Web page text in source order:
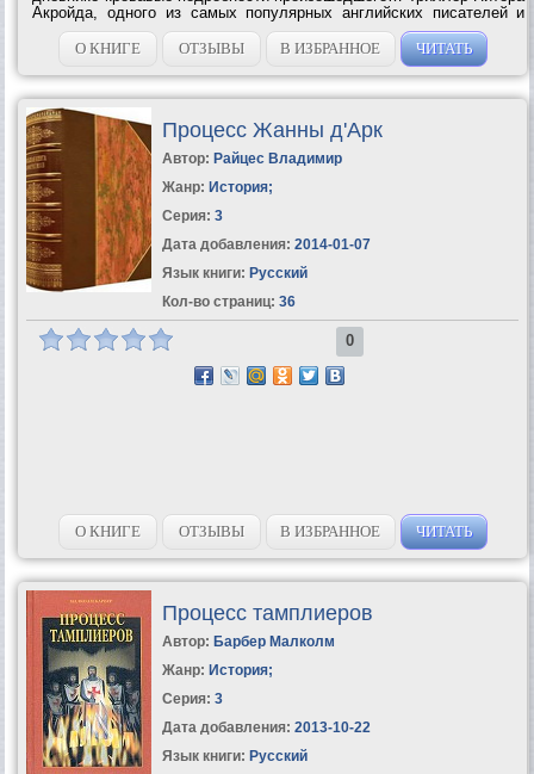
Акройда, одного из самых популярных английских писателей и
автора знаменитой книги «Лондон. Биография», воспроизводит
зловещую и чарующую...
О КНИГЕ ОТЗЫВЫ В ИЗБРАННОЕ ЧИТАТЬ
Процесс Жанны д'Арк
Автор: Райцес Владимир
Жанр: История;
Серия: 3
Дата добавления: 2014-01-07
Язык книги: Русский
Кол-во страниц: 36
0
О КНИГЕ ОТЗЫВЫ В ИЗБРАННОЕ ЧИТАТЬ
Процесс тамплиеров
Автор: Барбер Малколм
Жанр: История;
Серия: 3
Дата добавления: 2013-10-22
Язык книги: Русский